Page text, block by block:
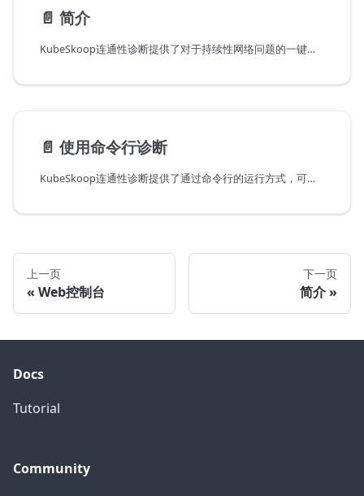
📄️ 简介
KubeSkoop连通性诊断提供了对于持续性网络问题的一键诊断功能。
📄️ 使用命令行诊断
KubeSkoop连通性诊断提供了通过命令行的运行方式，可以在本地发起对集群的诊断。
上一页
Web控制台
下一页
简介
Docs
Tutorial
Community